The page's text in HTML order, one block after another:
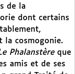
de la
dont certains
la cosmogonie.
Phalanstèreque
amis et de ses